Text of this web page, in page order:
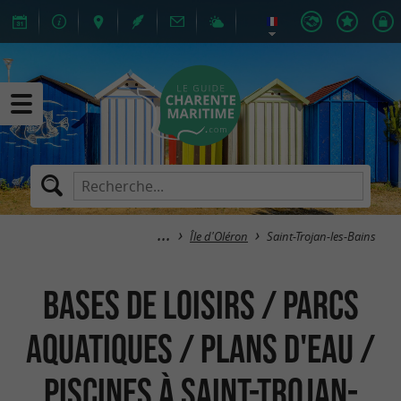
Île d'Oléron Saint-Trojan-les-Bains
Bases de Loisirs / Parcs
aquatiques / Plans d'eau /
Piscines à Saint-Trojan-